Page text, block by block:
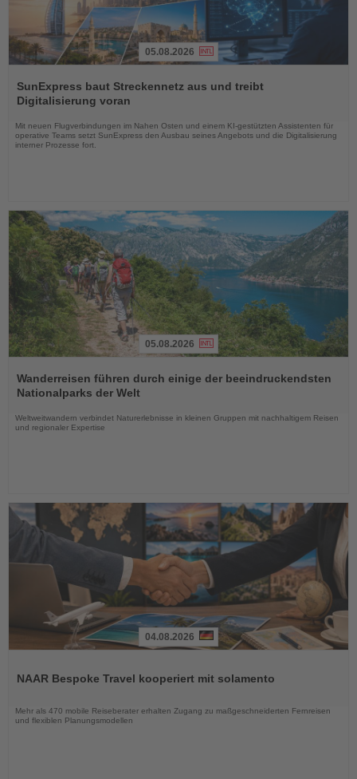
Sie
die
Nachrichten
05.08.2026
SunExpress baut Streckennetz aus und treibt
Digitalisierung voran
Mit neuen Flugverbindungen im Nahen Osten und einem KI-gestützten Assistenten für
operative Teams setzt SunExpress den Ausbau seines Angebots und die Digitalisierung
interner Prozesse fort.
Sie
die
Nachrichten
05.08.2026
Wanderreisen führen durch einige der beeindruckendsten
Nationalparks der Welt
Weltweitwandern verbindet Naturerlebnisse in kleinen Gruppen mit nachhaltigem Reisen
und regionaler Expertise
die
04.08.2026
NAAR Bespoke Travel kooperiert mit solamento
Mehr als 470 mobile Reiseberater erhalten Zugang zu maßgeschneiderten Fernreisen
und flexiblen Planungsmodellen